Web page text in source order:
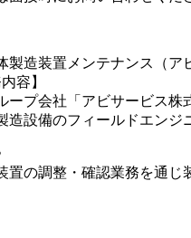
製造装置メンテナンス（ア
容】
ープ会社「アビサービス株
造設備のフィールドエンジ
置の調整・確認業務を通じ